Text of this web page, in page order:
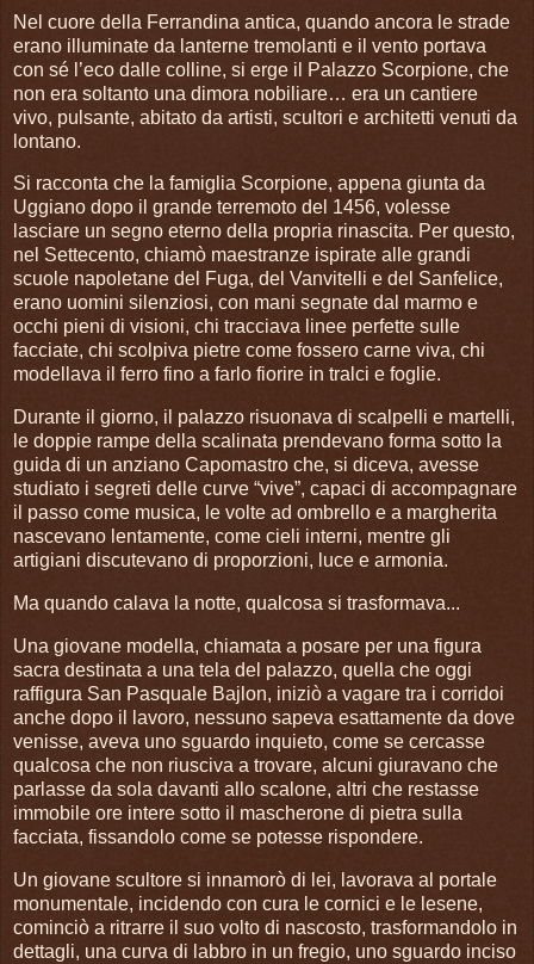
Nel cuore della Ferrandina antica, quando ancora le strade
erano illuminate da lanterne tremolanti e il vento portava
con sé l’eco dalle colline, si erge il Palazzo Scorpione, che
non era soltanto una dimora nobiliare… era un cantiere
vivo, pulsante, abitato da artisti, scultori e architetti venuti da
lontano.
Si racconta che la famiglia Scorpione, appena giunta da
Uggiano dopo il grande terremoto del 1456, volesse
lasciare un segno eterno della propria rinascita. Per questo,
nel Settecento, chiamò maestranze ispirate alle grandi
scuole napoletane del Fuga, del Vanvitelli e del Sanfelice,
erano uomini silenziosi, con mani segnate dal marmo e
occhi pieni di visioni, chi tracciava linee perfette sulle
facciate, chi scolpiva pietre come fossero carne viva, chi
modellava il ferro fino a farlo fiorire in tralci e foglie.
Durante il giorno, il palazzo risuonava di scalpelli e martelli,
le doppie rampe della scalinata prendevano forma sotto la
guida di un anziano Capomastro che, si diceva, avesse
studiato i segreti delle curve “vive”, capaci di accompagnare
il passo come musica, le volte ad ombrello e a margherita
nascevano lentamente, come cieli interni, mentre gli
artigiani discutevano di proporzioni, luce e armonia.
Ma quando calava la notte, qualcosa si trasformava...
Una giovane modella, chiamata a posare per una figura
sacra destinata a una tela del palazzo, quella che oggi
raffigura San Pasquale Bajlon, iniziò a vagare tra i corridoi
anche dopo il lavoro, nessuno sapeva esattamente da dove
venisse, aveva uno sguardo inquieto, come se cercasse
qualcosa che non riusciva a trovare, alcuni giuravano che
parlasse da sola davanti allo scalone, altri che restasse
immobile ore intere sotto il mascherone di pietra sulla
facciata, fissandolo come se potesse rispondere.
Un giovane scultore si innamorò di lei, lavorava al portale
monumentale, incidendo con cura le cornici e le lesene,
cominciò a ritrarre il suo volto di nascosto, trasformandolo in
dettagli, una curva di labbro in un fregio, uno sguardo inciso